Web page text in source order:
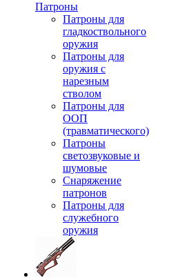
Патроны
Патроны для
гладкоствольного
оружия
Патроны для
оружия с
нарезным
стволом
Патроны для
ООП
(травматического)
Патроны
светозвуковые и
шумовые
Снаряжение
патронов
Патроны для
служебного
оружия